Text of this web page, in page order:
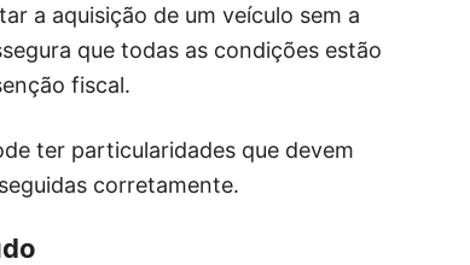
a aquisição de um veículo sem a
que todas as condições estão
fiscal.
ter particularidades que devem
corretamente.